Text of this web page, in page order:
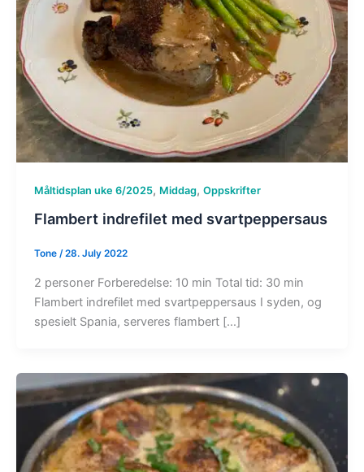
Måltidsplan uke 6/2025, Middag, Oppskrifter
Flambert indrefilet med svartpeppersaus
Tone /28. July 2022
2 personer Forberedelse: 10 min Total tid: 30 min
Flambert indrefilet med svartpeppersaus I syden, og
spesielt Spania, serveres flambert […]